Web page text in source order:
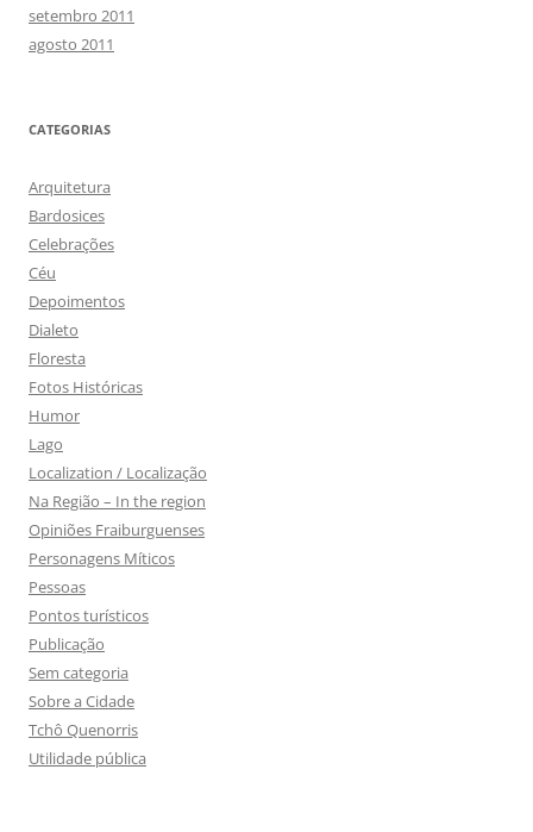
setembro 2011
agosto 2011
CATEGORIAS
Arquitetura
Bardosices
Celebrações
Céu
Depoimentos
Dialeto
Floresta
Fotos Históricas
Humor
Lago
Localization / Localização
Na Região – In the region
Opiniões Fraiburguenses
Personagens Míticos
Pessoas
Pontos turísticos
Publicação
Sem categoria
Sobre a Cidade
Tchô Quenorris
Utilidade pública